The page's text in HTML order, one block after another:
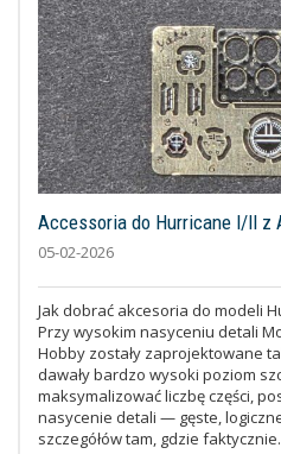
Accessoria do Hurricane I/II z
05-02-2026
Jak dobrać akcesoria do modeli
Przy wysokim nasyceniu detali
Hobby zostały zaprojektowane
dawały bardzo wysoki poziom
maksymalizować liczbę części,
nasycenie detali — gęste,
szczegółów tam, gdzie